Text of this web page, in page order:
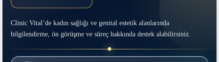
Clinic Vital’de kadın sağlığı ve genital estetik alanlarında
bilgilendirme, ön görüşme ve süreç hakkında destek alabilirsiniz.